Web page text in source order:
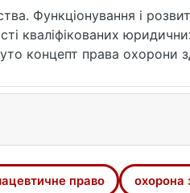
Функціонування і
кваліфікованих
концепт права охорони
права охорони
вищої освіти,
університету імені
"Правове
унікальну
право охорона